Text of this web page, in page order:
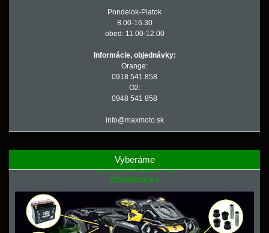
Pondelok-Piatok
8.00-16.30
obed: 11.00-12.00
Informácie, objednávky:
Orange:
0918 541 858
O2:
0948 541 858
info@maxmoto.sk
Vyberáme
NÁHRADNÉ DIELY PRE
ŠTVORKOLKY